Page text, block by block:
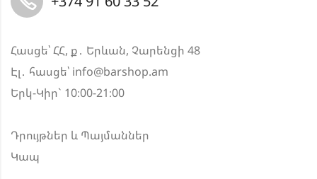
Հասցե՝ ՀՀ, ք․ Երևան, Չարենցի 48
Էլ․ հասցե՝ info@barshop.am
Երկ-Կիր` 10։00-21։00
Դրույթներ և Պայմաններ
Կապ